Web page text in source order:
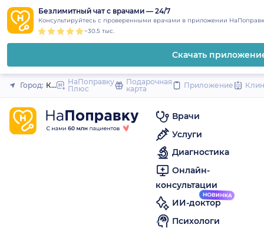
content
Безлимитный чат с врачами — 24/7
Консультируйтесь с проверенными врачами в приложении
~30.5 тыс.
Скачать
Закрыть
Город: Комсомольск-на-Амуре
НаПоправку
Плюс
Подарочная
карта
Приложение
Врачи
Услуги
Диагностика
Онлайн-
консультации
ИИ-доктор
Психологи